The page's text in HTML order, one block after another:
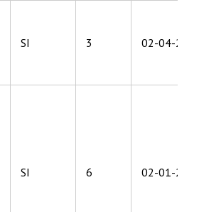
SI 3 02-04-
SI 6 02-01-